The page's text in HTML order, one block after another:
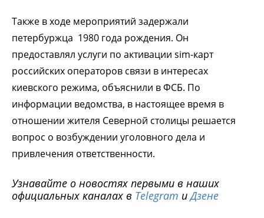
Также в ходе мероприятий задержали
петербуржца 1980 года рождения. Он
предоставлял услуги по активации sim-карт
российских операторов связи в интересах
киевского режима, объяснили в ФСБ. По
информации ведомства, в настоящее время в
отношении жителя Северной столицы решается
вопрос о возбуждении уголовного дела и
привлечения ответственности.
Узнавайте о новостях первыми в наших
официальных каналах в Telegram иДзене